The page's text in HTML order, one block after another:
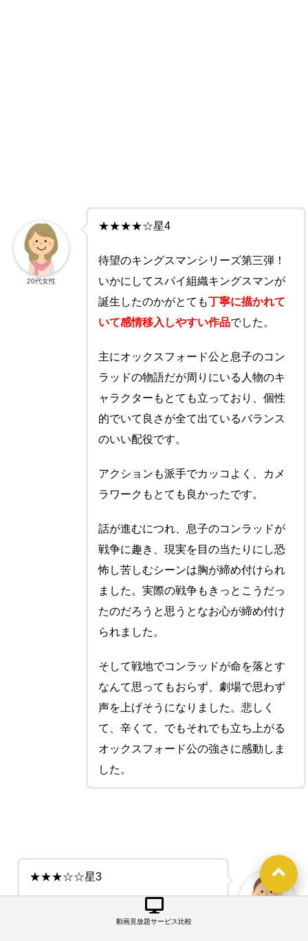
★★★★☆星4
待望のキングスマンシリーズ第三弾！
いかにしてスパイ組織キングスマンが
誕生したのかがとても丁寧に描かれて
いて感情移入しやすい作品でした。
主にオックスフォード公と息子のコン
ラッドの物語だが周りにいる人物のキ
ャラクターもとても立っており、個性
的でいて良さが全て出ているバランス
のいい配役です。
アクションも派手でカッコよく、カメ
ラワークもとても良かったです。
話が進むにつれ、息子のコンラッドが
戦争に趣き、現実を目の当たりにし恐
怖し苦しむシーンは胸が締め付けられ
ました。実際の戦争もきっとこうだっ
たのだろうと思うとなお心が締め付け
られました。
そして戦地でコンラッドが命を落とす
なんて思ってもおらず、劇場で思わず
声を上げそうになりました。悲しく
て、辛くて、でもそれでも立ち上がる
オックスフォード公の強さに感動しま
した。
20代女性
★★★☆☆星3
2017年の「キングスマン:ゴールデ
動画見放題サービス比較